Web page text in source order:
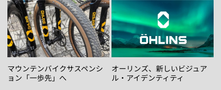
が
あ
り
ま
す。
プ
あ
り
ま
す。
プ
シ
マウンテンバイクサスペンシ
ョン「一歩先」へ
オーリンズ、新しいビジュア
ル・アイデンティティ